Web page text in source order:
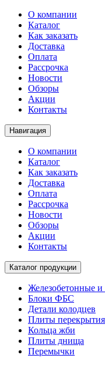
О компании
Каталог
Как заказать
Доставка
Оплата
Рассрочка
Новости
Обзоры
Акции
Контакты
Навигация
О компании
Каталог
Как заказать
Доставка
Оплата
Рассрочка
Новости
Обзоры
Акции
Контакты
Каталог продукции
Железобетонные и
Блоки ФБС
Детали колодцев
Плиты
Кольца жби
Плиты днища
Перемычки